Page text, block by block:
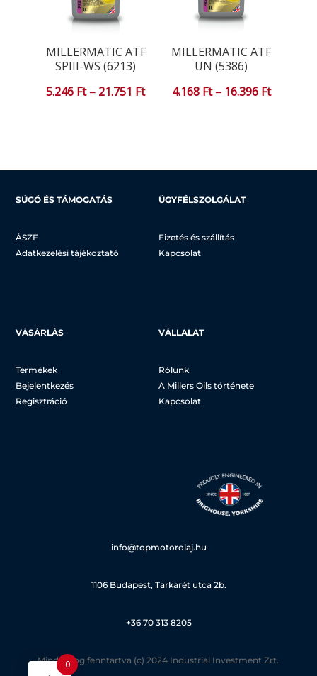
MILLERMATIC ATF
SPIII-WS (6213)
5.246 Ft – 21.751 FtÁrtartomány:
21.751 Ft
MILLERMATIC ATF
UN (5386)
4.168 Ft – 16.396 Ft
16.396 Ft
SÚGÓ ÉS TÁMOGATÁS
ÁSZF
Adatkezelési tájékoztató
ÜGYFÉLSZOLGÁLAT
Fizetés és szállítás
Kapcsolat
VÁSÁRLÁS
Termékek
Bejelentkezés
Regisztráció
VÁLLALAT
Rólunk
A Millers Oils története
Kapcsolat
info@topmotorolaj.hu
1106 Budapest, Tarkarét utca 2b.
+36 70 313 8205
Minden jog fenntartva (c) 2024 Industrial Investment Zrt.
0